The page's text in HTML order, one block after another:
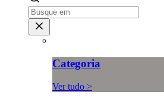
Categoria
Ver tudo >